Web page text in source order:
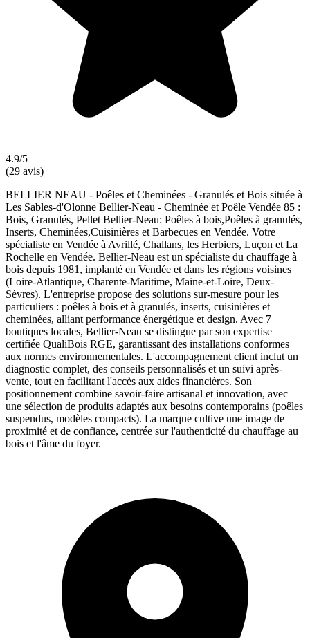
4.9/5
(29 avis)
BELLIER NEAU - Poêles et Cheminées - Granulés et Bois située à
Les Sables-d'Olonne Bellier-Neau - Cheminée et Poêle Vendée 85 :
Bois, Granulés, Pellet Bellier-Neau: Poêles à bois,Poêles à granulés,
Inserts, Cheminées,Cuisinières et Barbecues en Vendée. Votre
spécialiste en Vendée à Avrillé, Challans, les Herbiers, Luçon et La
Rochelle en Vendée. Bellier-Neau est un spécialiste du chauffage à
bois depuis 1981, implanté en Vendée et dans les régions voisines
(Loire-Atlantique, Charente-Maritime, Maine-et-Loire, Deux-
Sèvres). L'entreprise propose des solutions sur-mesure pour les
particuliers : poêles à bois et à granulés, inserts, cuisinières et
cheminées, alliant performance énergétique et design. Avec 7
boutiques locales, Bellier-Neau se distingue par son expertise
certifiée QualiBois RGE, garantissant des installations conformes
aux normes environnementales. L'accompagnement client inclut un
diagnostic complet, des conseils personnalisés et un suivi après-
vente, tout en facilitant l'accès aux aides financières. Son
positionnement combine savoir-faire artisanal et innovation, avec
une sélection de produits adaptés aux besoins contemporains (poêles
suspendus, modèles compacts). La marque cultive une image de
proximité et de confiance, centrée sur l'authenticité du chauffage au
bois et l'âme du foyer.